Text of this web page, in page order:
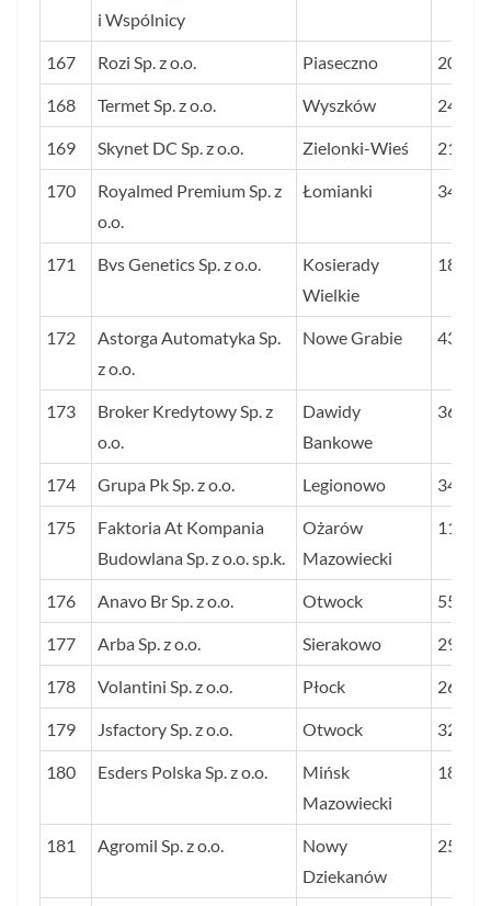
i Wspólnicy
167 Rozi Sp. z o.o. Piaseczno 20
168 Termet Sp. z o.o. Wyszków 24
169 Skynet DC Sp. z o.o. Zielonki-Wieś 21
170
Royalmed Premium Sp. z
o.o.
Łomianki 34
171 Bvs Genetics Sp. z o.o.
Kosierady
Wielkie
18
172
Astorga Automatyka Sp.
z o.o.
Nowe Grabie 43
173
Broker Kredytowy Sp. z
o.o.
Dawidy
Bankowe
36
174 Grupa Pk Sp. z o.o. Legionowo 34
175
Faktoria At Kompania
Budowlana Sp. z o.o. sp.k.
Ożarów
Mazowiecki
117
176 Anavo Br Sp. z o.o. Otwock 55
177 Arba Sp. z o.o. Sierakowo 29
178 Volantini Sp. z o.o. Płock 26
179 Jsfactory Sp. z o.o. Otwock 32
180 Esders Polska Sp. z o.o.
Mińsk
Mazowiecki
18
181 Agromil Sp. z o.o.
Nowy
Dziekanów
25